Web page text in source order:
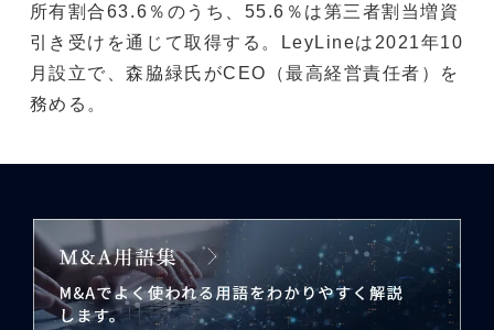
所有割合63.6％のうち、55.6％は第三者割当増資
引き受けを通じて取得する。LeyLineは2021年10
月設立で、森脇緑氏がCEO（最高経営責任者）を
務める。